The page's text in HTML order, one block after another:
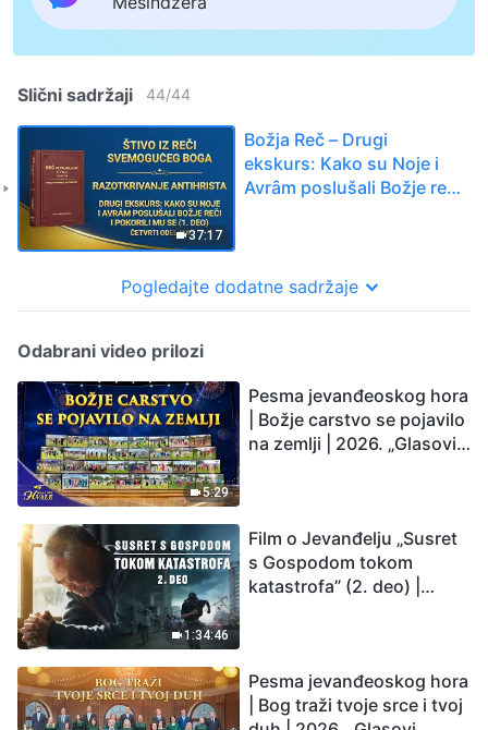
Slični sadržaji 44/44
37:17
Božja Reč – Drugi
ekskurs: Kako su Noje i
Avrȃm poslušali Božje reči
Pogledajte dodatne sadržaje
Odabrani video prilozi
5:29
Pesma jevanđeoskog hora
| Božje carstvo se pojavilo
na zemlji | 2026. „Glasovi
1:34:46
Film o Jevanđelju „Susret
s Gospodom tokom
katastrofa” (2. deo) |
Čovečanstvo ulazi u
odbrojavanje. Da li ste
Pesma jevanđeoskog hora
| Bog traži tvoje srce i tvoj